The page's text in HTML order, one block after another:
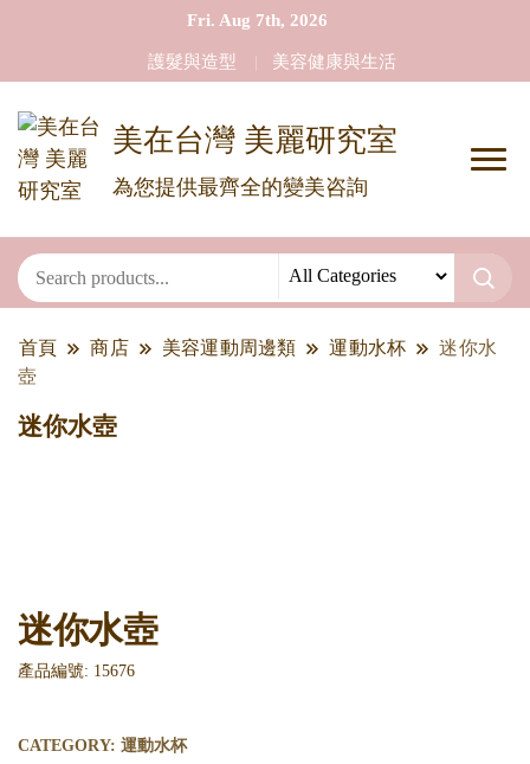
Fri. Aug 7th, 2026
護髮與造型 美容健康與生活
美在台灣 美麗研究室
為您提供最齊全的變美咨詢
首頁 商店 美容運動周邊類 運動水杯
迷你水
壺
迷你水壺
迷你水壺
產品編號: 15676
CATEGORY: 運動水杯